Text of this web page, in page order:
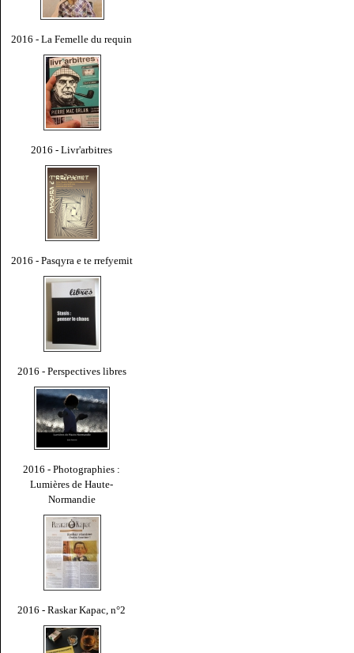
2016 - La Femelle du requin
2016 - Livr'arbitres
2016 - Pasqyra e te rrefyemit
2016 - Perspectives libres
2016 - Photographies :
Lumières de Haute-
Normandie
2016 - Raskar Kapac, n°2